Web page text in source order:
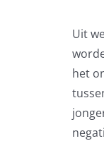
Uit
het